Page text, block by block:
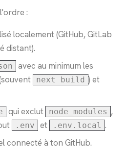
:
localement (GitHub, GitLab
distant).
avec au minimum les
next build ) et
qui exclut node_modules ,
.env et .env.local .
connecté à ton GitHub.